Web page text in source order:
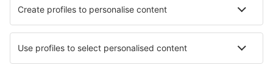
Unterkunft in Mautern Unterkunft in Sungai Petani